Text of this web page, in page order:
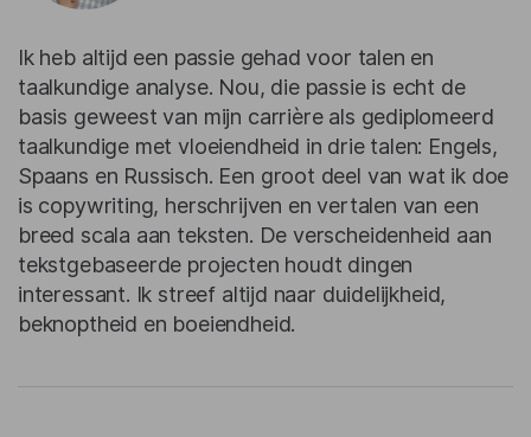
Ik heb altijd een passie gehad voor talen en
taalkundige analyse. Nou, die passie is echt de
basis geweest van mijn carrière als gediplomeerd
taalkundige met vloeiendheid in drie talen: Engels,
Spaans en Russisch. Een groot deel van wat ik doe
is copywriting, herschrijven en vertalen van een
breed scala aan teksten. De verscheidenheid aan
tekstgebaseerde projecten houdt dingen
interessant. Ik streef altijd naar duidelijkheid,
beknoptheid en boeiendheid.